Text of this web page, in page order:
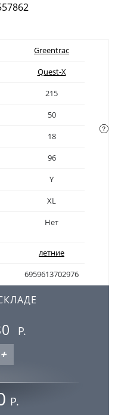
Greentrac
Quest-X
215
50
18
96
Y
XL
Нет
летние
6959613702976
Р.
+
Р.